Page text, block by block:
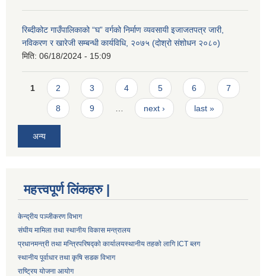
रिब्दीकोट गाउँपालिकाको “घ” वर्गको निर्माण व्यवसायी इजाजतपत्र जारी,
नविकरण र खारेजी सम्बन्धी कार्यविधि, २०७५ (दोश्रो संशोधन २०८०)
मिति: 06/18/2024 - 15:09
Pages
1 2 3 4 5 6 7
8 9 … next › last »
अन्य
महत्त्वपूर्ण लिंकहरु |
केन्द्रीय पञ्जीकरण विभाग
संघीय मामिला तथा स्थानीय विकास मन्त्रालय
प्रधानमन्त्री तथा मन्त्रिपरिषद्को कार्यालयस्थानीय तहको लागि ICT ब्लग
स्थानीय पूर्वाधार तथा कृषि सडक विभाग
राष्ट्रिय योजना आयोग